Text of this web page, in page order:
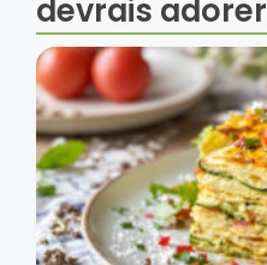
devrais adorer